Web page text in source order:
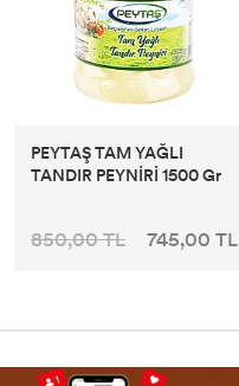
PEYTAŞ TAM YAĞLI
TANDIR PEYNİRİ 1500 Gr
850,00 TL 745,00 TL